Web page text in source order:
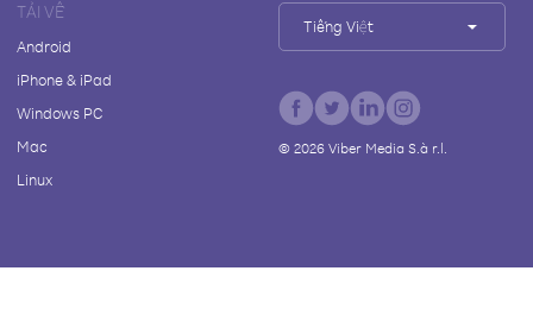
TẢI VỀ
Android
iPhone & iPad
Windows PC
Mac
Linux
Tiếng Việt
© 2026Viber Media S.à r.l.